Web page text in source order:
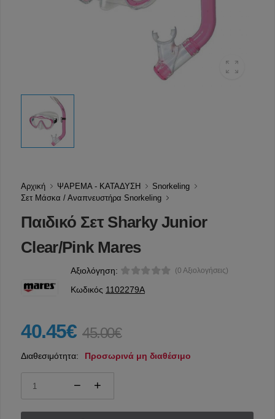
Αρχική ΨΑΡΕΜΑ - ΚΑΤΑΔΥΣΗ
Snorkeling
Σετ Μάσκα / Αναπνευστήρα Snorkeling
Παιδικό Σετ Sharky Junior
Clear/Pink Mares
Αξιολόγηση: (0 Αξιολογήσεις)
Κωδικός 1102279A
40.45€ 45.00€
Διαθεσιμότητα: Προσωρινά μη διαθέσιμο